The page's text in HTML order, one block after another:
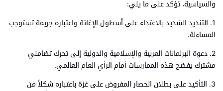
والسياسية، تؤكد على ما يلي:
1. التنديد الشديد بالاعتداء على أسطول الإغاثة واعتباره جريمة تستوجب
المساءلة.
2. دعوة البرلمانات العربية والإسلامية والدولية إلى تحرك تضامني
مشترك يفضح هذه الممارسات أمام الرأي العام العالمي.
3. التأكيد على بطلان الحصار المفروض على غزة باعتباره شكلاً من